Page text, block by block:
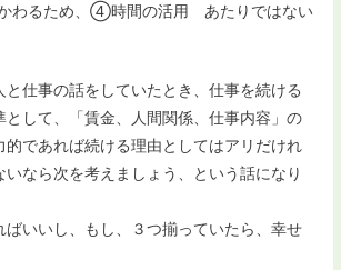
わるため、④時間の活用 あたりではない
と仕事の話をしていたとき、仕事を続ける
として、「賃金、人間関係、仕事内容」の
的であれば続ける理由としてはアリだけれ
いなら次を考えましょう、という話になり
ばいいし、もし、３つ揃っていたら、幸せ